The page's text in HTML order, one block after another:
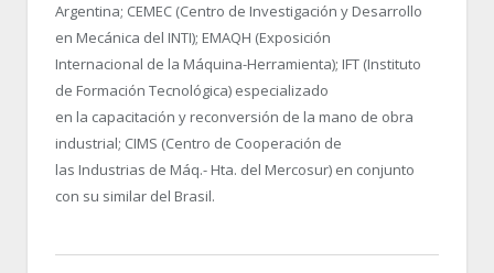
Argentina; CEMEC (Centro de Investigación y Desarrollo
en Mecánica del INTI); EMAQH (Exposición
Internacional de la Máquina-Herramienta); IFT (Instituto
de Formación Tecnológica) especializado
en la capacitación y reconversión de la mano de obra
industrial; CIMS (Centro de Cooperación de
las Industrias de Máq.- Hta. del Mercosur) en conjunto
con su similar del Brasil.